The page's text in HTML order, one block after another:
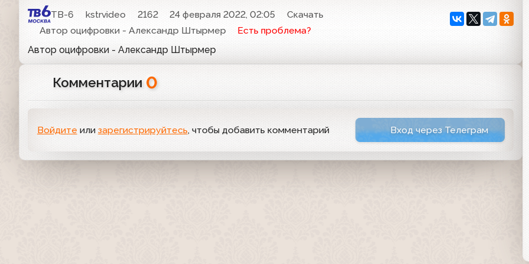
ТВ-6 kstrvideo 2162 24 февраля 2022, 02:05
Скачать
Автор оцифровки - Александр Штырмер
Есть проблема?
Автор оцифровки - Александр Штырмер
Комментарии 0
Войдите или зарегистрируйтесь, чтобы добавить комментарий Вход через Телеграм